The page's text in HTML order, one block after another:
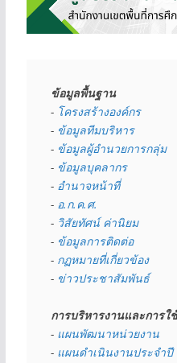
ข้อมูลพื้นฐาน
- โครงสร้างองค์กร
- ข้อมูลทีมบริหาร
- ข้อมูลผู้อำนวยการกลุ่ม
- ข้อมูลบุคลากร
- อำนาจหน้าที่
- อ.ก.ค.ศ.
- วิสัยทัศน์ ค่านิยม
- ข้อมูลการติดต่อ
- กฏหมายที่เกี่ยวข้อง
- ข่าวประชาสัมพันธ์
การบริหารงานและการ
- แผนพัฒนาหน่วยงาน
- แผนดำเนินงานประจำปี